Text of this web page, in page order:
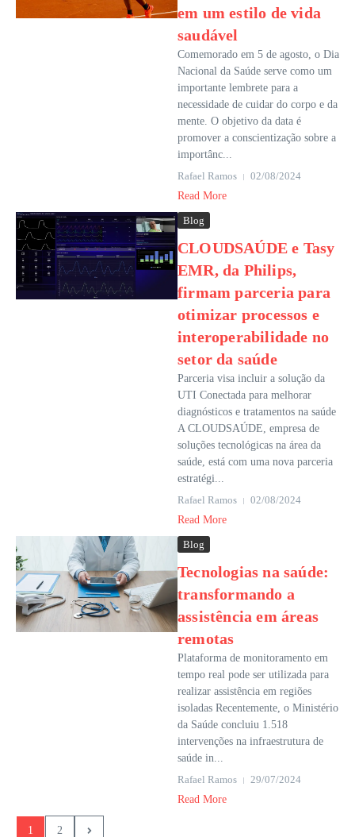
em um estilo de vida
saudável
Comemorado em 5 de agosto, o Dia
Nacional da Saúde serve como um
importante lembrete para a
necessidade de cuidar do corpo e da
mente. O objetivo da data é
promover a conscientização sobre a
importânc...
Rafael Ramos
02/08/2024
Read More
Blog
CLOUDSAÚDE e Tasy
EMR, da Philips,
firmam parceria para
otimizar processos e
interoperabilidade no
setor da saúde
Parceria visa incluir a solução da
UTI Conectada para melhorar
diagnósticos e tratamentos na saúde
A CLOUDSAÚDE, empresa de
soluções tecnológicas na área da
saúde, está com uma nova parceria
estratégi...
Rafael Ramos
02/08/2024
Read More
Blog
Tecnologias na saúde:
transformando a
assistência em áreas
remotas
Plataforma de monitoramento em
tempo real pode ser utilizada para
realizar assistência em regiões
isoladas Recentemente, o Ministério
da Saúde concluiu 1.518
intervenções na infraestrutura de
saúde in...
Rafael Ramos
29/07/2024
Read More
1 2